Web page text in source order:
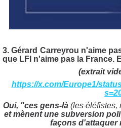
3. Gérard Carreyrou n'aime
que LFI n'aime pas la France.
(extrait
https://x.com/Europe1/
Oui, "ces gens-là (les éléfistes,
et mènent une subversion
façons d'attaquer